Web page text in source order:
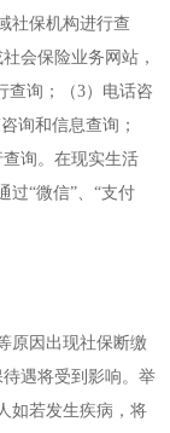
社保机构进行查
会保险业务网站，
查询；（3）电话咨
询和信息查询；
查询。在现实生活
过“微信”、“支付
因出现社保断缴
遇将受到影响。举
如若发生疾病，将